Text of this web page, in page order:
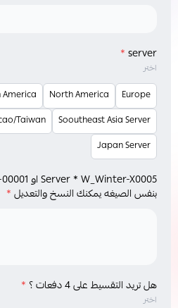
server
*
اختر
Europe
North America
America
Sooutheast Asia Server
Taiwan
Japan Server
بنفس الصيغه يمكنك النسخ والتعديل *
هل تريد التقسيط على 4 دفعات ؟ *
اختر